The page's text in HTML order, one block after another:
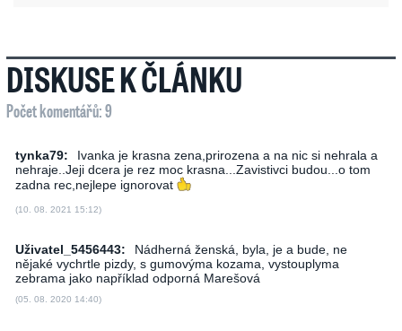
DISKUSE K ČLÁNKU
Počet komentářů: 9
tynka79:
Ivanka je krasna zena,prirozena a na nic si nehrala a
nehraje..Jeji dcera je rez moc krasna...Zavistivci budou...o tom
zadna rec,nejlepe ignorovat
(10. 08. 2021 15:12)
Uživatel_5456443:
Nádherná ženská, byla, je a bude, ne
nějaké vychrtle pizdy, s gumovýma kozama, vystouplyma
zebrama jako například odporná Marešová
(05. 08. 2020 14:40)